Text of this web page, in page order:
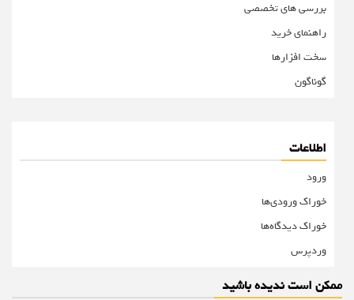
بررسی های تخصصی
راهنمای خرید
سخت افزارها
گوناگون
اطلاعات
ورود
خوراک ورودی‌ها
خوراک دیدگاه‌ها
وردپرس
ممکن است ندیده باشید